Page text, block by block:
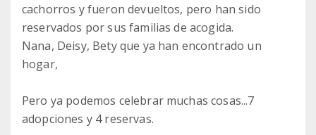
cachorros y fueron devueltos, pero han sido
reservados por sus familias de acogida.
Nana, Deisy, Bety que ya han encontrado un
hogar,
Pero ya podemos celebrar muchas cosas...7
adopciones y 4 reservas.